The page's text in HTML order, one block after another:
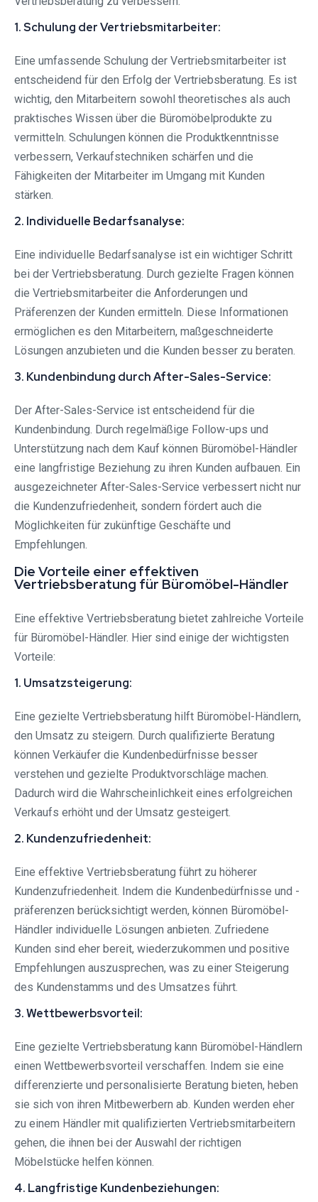
1. Schulung der Vertriebsmitarbeiter:
Eine umfassende Schulung der Vertriebsmitarbeiter ist
entscheidend für den Erfolg der Vertriebsberatung. Es ist
wichtig, den Mitarbeitern sowohl theoretisches als auch
praktisches Wissen über die Büromöbelprodukte zu
vermitteln. Schulungen können die Produktkenntnisse
verbessern, Verkaufstechniken schärfen und die
Fähigkeiten der Mitarbeiter im Umgang mit Kunden
stärken.
2. Individuelle Bedarfsanalyse:
Eine individuelle Bedarfsanalyse ist ein wichtiger Schritt
bei der Vertriebsberatung. Durch gezielte Fragen können
die Vertriebsmitarbeiter die Anforderungen und
Präferenzen der Kunden ermitteln. Diese Informationen
ermöglichen es den Mitarbeitern, maßgeschneiderte
Lösungen anzubieten und die Kunden besser zu beraten.
3. Kundenbindung durch After-Sales-Service:
Der After-Sales-Service ist entscheidend für die
Kundenbindung. Durch regelmäßige Follow-ups und
Unterstützung nach dem Kauf können Büromöbel-Händler
eine langfristige Beziehung zu ihren Kunden aufbauen. Ein
ausgezeichneter After-Sales-Service verbessert nicht nur
die Kundenzufriedenheit, sondern fördert auch die
Möglichkeiten für zukünftige Geschäfte und
Empfehlungen.
Die Vorteile einer effektiven
Vertriebsberatung für Büromöbel-Händler
Eine effektive Vertriebsberatung bietet zahlreiche Vorteile
für Büromöbel-Händler. Hier sind einige der wichtigsten
Vorteile:
1. Umsatzsteigerung:
Eine gezielte Vertriebsberatung hilft Büromöbel-Händlern,
den Umsatz zu steigern. Durch qualifizierte Beratung
können Verkäufer die Kundenbedürfnisse besser
verstehen und gezielte Produktvorschläge machen.
Dadurch wird die Wahrscheinlichkeit eines erfolgreichen
Verkaufs erhöht und der Umsatz gesteigert.
2. Kundenzufriedenheit:
Eine effektive Vertriebsberatung führt zu höherer
Kundenzufriedenheit. Indem die Kundenbedürfnisse und -
präferenzen berücksichtigt werden, können Büromöbel-
Händler individuelle Lösungen anbieten. Zufriedene
Kunden sind eher bereit, wiederzukommen und positive
Empfehlungen auszusprechen, was zu einer Steigerung
des Kundenstamms und des Umsatzes führt.
3. Wettbewerbsvorteil:
Eine gezielte Vertriebsberatung kann Büromöbel-Händlern
einen Wettbewerbsvorteil verschaffen. Indem sie eine
differenzierte und personalisierte Beratung bieten, heben
sie sich von ihren Mitbewerbern ab. Kunden werden eher
zu einem Händler mit qualifizierten Vertriebsmitarbeitern
gehen, die ihnen bei der Auswahl der richtigen
Möbelstücke helfen können.
4. Langfristige Kundenbeziehungen: